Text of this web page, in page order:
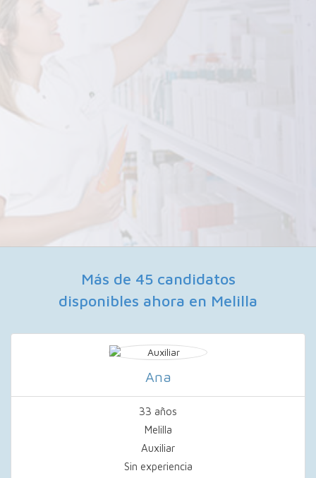
Más de 45 candidatos
disponibles ahora en Melilla
Ana
33 años
Melilla
Auxiliar
Sin experiencia